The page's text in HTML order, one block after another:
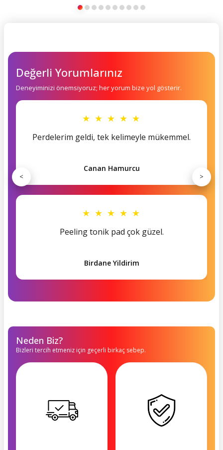
Değerli Yorumlarınız
Deneyiminizi önemsiyoruz; her yorum bize yol gösterir.
★ ★ ★ ★ ★
Perdelerim geldi, tek kelimeyle mükemmel.
Canan Hamurcu
★ ★ ★ ★ ★
Peeling tonik pad çok güzel.
Birdane Yildirim
< >
Neden Biz?
Bizleri tercih etmeniz için geçerli birkaç sebep.